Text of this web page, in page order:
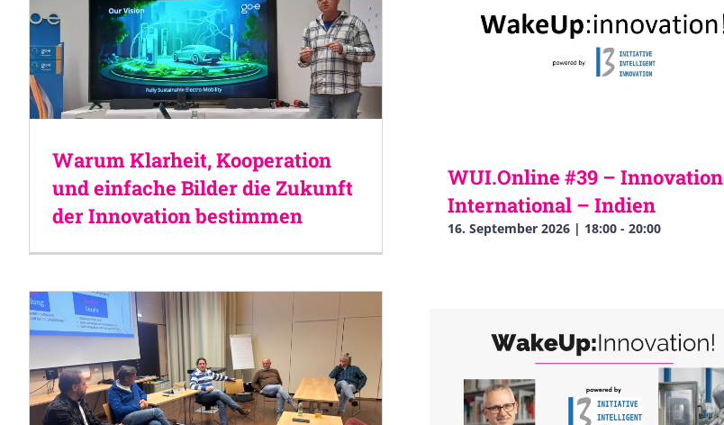
Warum Klarheit, Kooperation
und einfache Bilder die Zukunft
der Innovation bestimmen
WUI.Online #39 – Innovation
International – Indien
16. September 2026 | 18:00- 20:00